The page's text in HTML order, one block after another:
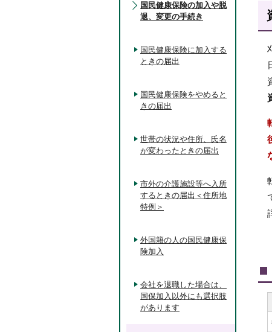
国民健康保険の加入や脱
退、変更の手続き
国民健康保険に加入する
ときの届出
国民健康保険をやめると
きの届出
世帯の状況や住所、氏名
が変わったときの届出
市外の介護施設等へ入所
するときの届出＜住所地
特例＞
外国籍の人の国民健康保
険加入
会社を退職した場合は、
国保加入以外にも選択肢
があります